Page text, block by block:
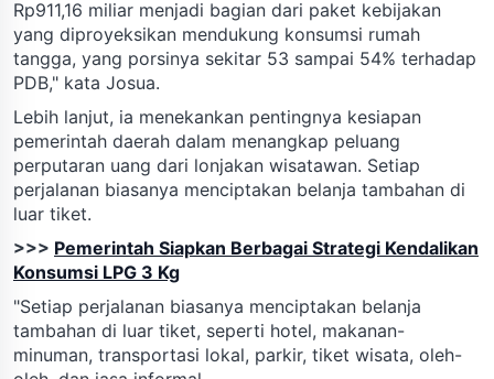
Rp911,16 miliar menjadi bagian dari paket kebijakan
yang diproyeksikan mendukung konsumsi rumah
tangga, yang porsinya sekitar 53 sampai 54% terhadap
PDB," kata Josua.
Lebih lanjut, ia menekankan pentingnya kesiapan
pemerintah daerah dalam menangkap peluang
perputaran uang dari lonjakan wisatawan. Setiap
perjalanan biasanya menciptakan belanja tambahan di
luar tiket.
>>> Pemerintah Siapkan Berbagai Strategi Kendalikan
Konsumsi LPG 3 Kg
"Setiap perjalanan biasanya menciptakan belanja
tambahan di luar tiket, seperti hotel, makanan-
minuman, transportasi lokal, parkir, tiket wisata, oleh-